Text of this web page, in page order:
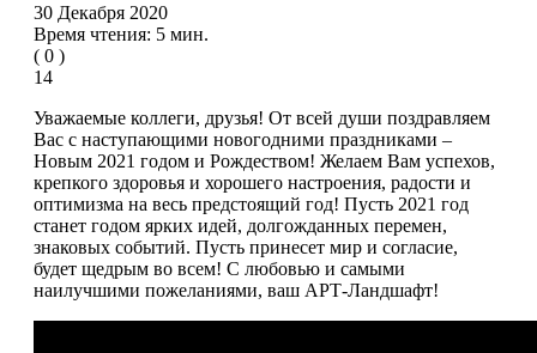
30 Декабря 2020
Время чтения: 5 мин.
( 0 )
14
Уважаемые коллеги, друзья! От всей души поздравляем
Вас с наступающими новогодними праздниками –
Новым 2021 годом и Рождеством! Желаем Вам успехов,
крепкого здоровья и хорошего настроения, радости и
оптимизма на весь предстоящий год! Пусть 2021 год
станет годом ярких идей, долгожданных перемен,
знаковых событий. Пусть принесет мир и согласие,
будет щедрым во всем! С любовью и самыми
наилучшими пожеланиями, ваш АРТ-Ландшафт!